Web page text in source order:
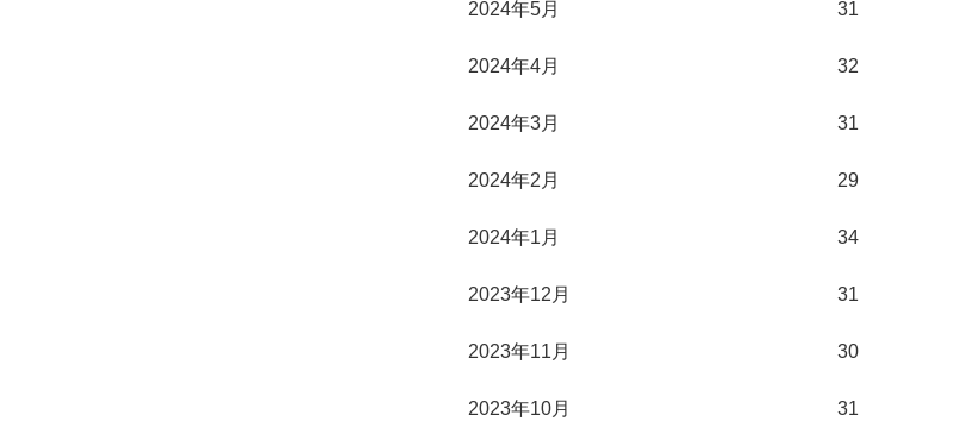
2024年5月 31
2024年4月 32
2024年3月 31
2024年2月 29
2024年1月 34
2023年12月 31
2023年11月 30
2023年10月 31